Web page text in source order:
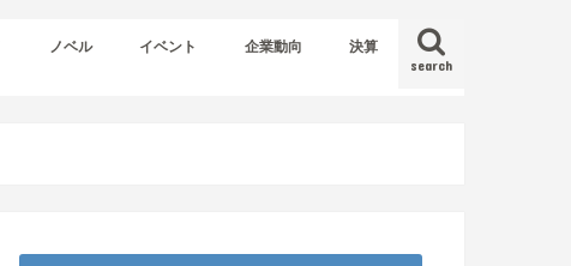
search
ノベル イベント 企業動向 決算